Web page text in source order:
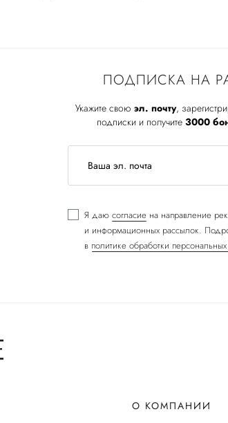
ПОДПИСКА НА
Укажите свою эл. почту,
подписки и получите 3000
Я даю согласие на направление
и информационных рассылок.
в политике обработки
О КОМПАНИИ